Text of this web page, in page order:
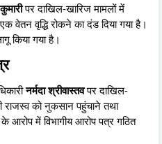
पर दाखिल-खारिज मामलों में
वेतन वृद्धि रोकने का दंड दिया गया है।
किया गया है।
नर्मदा श्रीवास्तवपर दाखिल-
राजस्व को नुकसान पहुंचाने तथा
में विभागीय आरोप पत्र गठित